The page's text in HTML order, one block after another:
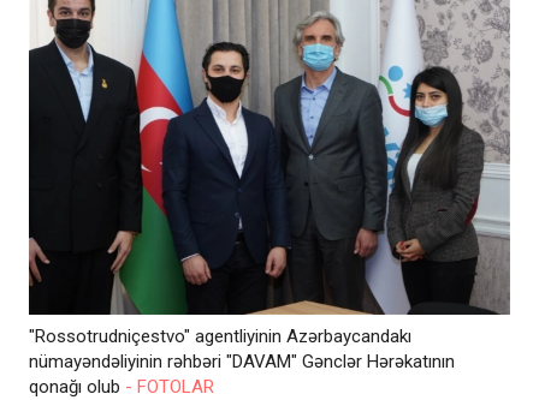
"Rossotrudniçestvo" agentliyinin Azərbaycandakı
nümayəndəliyinin rəhbəri "DAVAM" Gənclər Hərəkatının
qonağı olub - FOTOLAR